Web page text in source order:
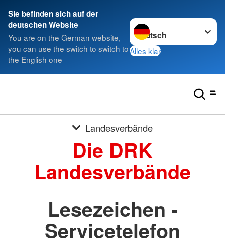
Sie befinden sich auf der
deutschen Website
You are on the German website,
you can use the switch to switch to
the English one
Sprache wechseln zu
Alles klar
Landesverbände
Die DRK
Landesverbände
Lesezeichen -
Servicetelefon